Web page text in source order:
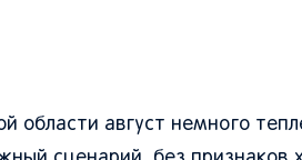
области август немного